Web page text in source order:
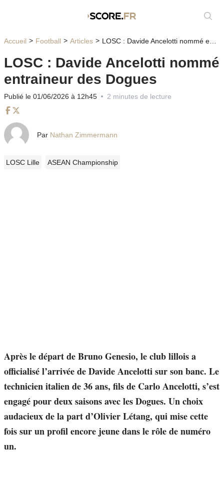
Accueil Football Articles LOSC : Davide Ancelotti nommé entraineur des Dogues
LOSC : Davide Ancelotti nommé
entraineur des Dogues
Publié le 01/06/2026 à 12h45 2 minutes de lecture
Par Nathan Zimmermann
LOSC Lille ASEAN Championship
Après le départ de Bruno Genesio, le club lillois a
officialisé l’arrivée de Davide Ancelotti sur son banc. Le
technicien italien de 36 ans, fils de Carlo Ancelotti, s’est
engagé pour deux saisons avec les Dogues. Un choix
audacieux de la part d’Olivier Létang, qui mise cette
fois sur un profil encore jeune dans le rôle de numéro
un.